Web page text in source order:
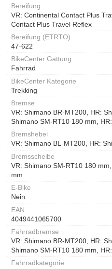
Bereifung
VR: Continental Contact Plus
Contact Plus Travel Reflex
Bereifung (ETRTO)
47-622
BikeCenter Gattung
Fahrrad
BikeCenter Kategorie
Trekking
Bremse
VR: Shimano BR-MT200, HR:
Shimano SM-RT10 180 mm,
Bremshebel
VR: Shimano BL-MT200, HR:
Bremsscheibe
VR: Shimano SM-RT10 180
mm
E-Bike
Nein
EAN
4049441065700
Fahrradbremse
VR: Shimano BR-MT200, HR:
Shimano SM-RT10 180 mm,
Fahrradkategorie